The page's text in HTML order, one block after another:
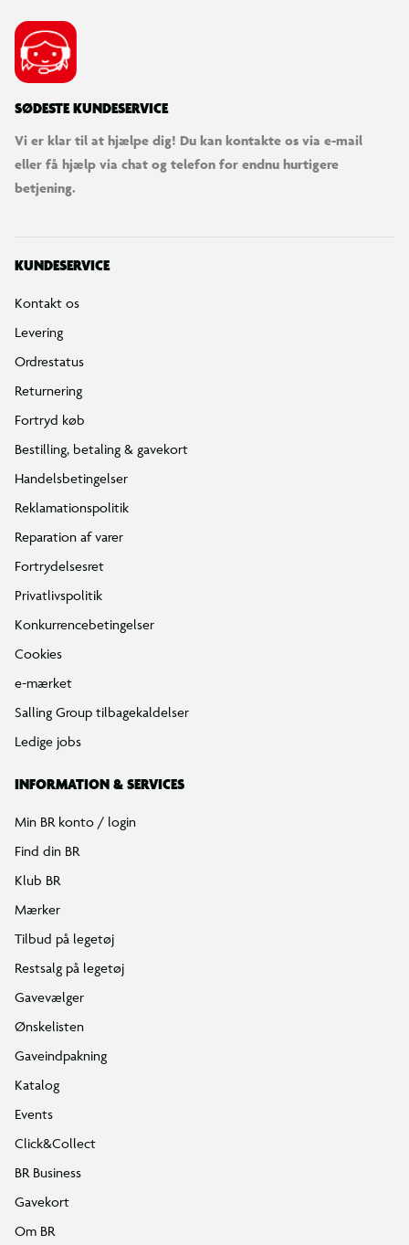
SØDESTE KUNDESERVICE
Vi er klar til at hjælpe dig! Du kan kontakte os via e-mail
eller få hjælp via chat og telefon for endnu hurtigere
betjening.
KUNDESERVICE
Kontakt os
Levering
Ordrestatus
Returnering
Fortryd køb
Bestilling, betaling & gavekort
Handelsbetingelser
Reklamationspolitik
Reparation af varer
Fortrydelsesret
Privatlivspolitik
Konkurrencebetingelser
Cookies
e-mærket
Salling Group tilbagekaldelser
Ledige jobs
INFORMATION & SERVICES
Min BR konto / login
Find din BR
Klub BR
Mærker
Tilbud på legetøj
Restsalg på legetøj
Gavevælger
Ønskelisten
Gaveindpakning
Katalog
Events
Click&Collect
BR Business
Gavekort
Om BR